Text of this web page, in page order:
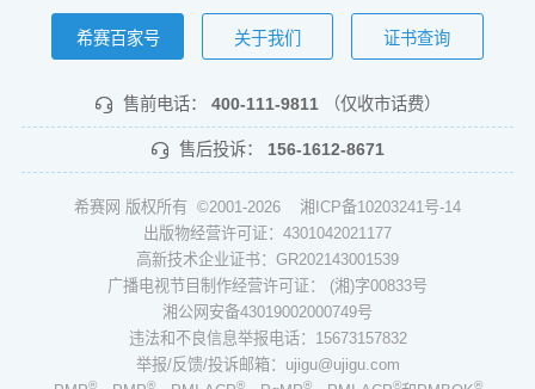
希赛百家号 关于我们 证书查询
售前电话： 400-111-9811 （仅收市话费）
售后投诉： 156-1612-8671
希赛网 版权所有 ©2001-2026 湘ICP备10203241号-14
出版物经营许可证：4301042021177
高新技术企业证书：GR202143001539
广播电视节目制作经营许可证： (湘)字00833号
湘公网安备43019002000749号
违法和不良信息举报电话：15673157832
举报/反馈/投诉邮箱：ujigu@ujigu.com
® ® ® ® ® ®